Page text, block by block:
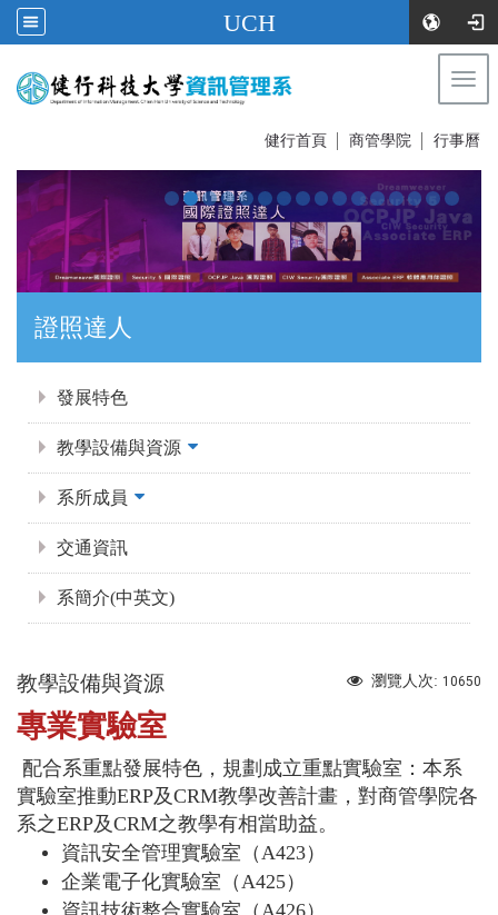
UCH
健行首頁 商管學院 行事曆
證照達人
發展特色
教學設備與資源
系所成員
交通資訊
系簡介(中英文)
瀏覽人次: 10650
教學設備與資源
專業實驗室
配合系重點發展特色，規劃成立重點實驗室： 本系
實驗室推動ERP及CRM教學改善計畫，對商管學院各
系之ERP及CRM之教學有相當助益。
資訊安全管理實驗室（A423）
企業電子化實驗室（A425）
資訊技術整合實驗室（A426）